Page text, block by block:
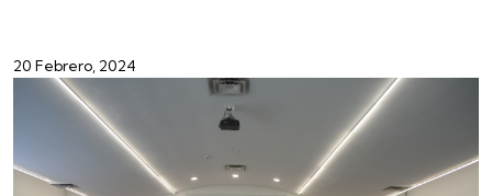
20 Febrero, 2024